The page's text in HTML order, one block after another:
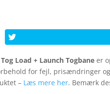
Load + Launch Togbane er
for fejl, prisændringer
– Læs mere her. Bemærk